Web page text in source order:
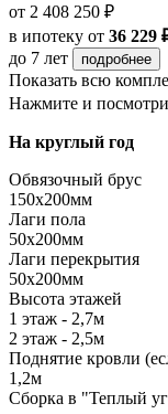
от 2 408 250 ₽
в ипотеку от 36 229
до 7 лет
подробнее
Показать всю
Нажмите и
На круглый год
Обвязочный брус
150х200мм
Лаги пола
50х200мм
Лаги перекрытия
50х200мм
Высота этажей
1 этаж - 2,7м
2 этаж - 2,5м
Поднятие кровли
1,2м
Сборка в "Теплый